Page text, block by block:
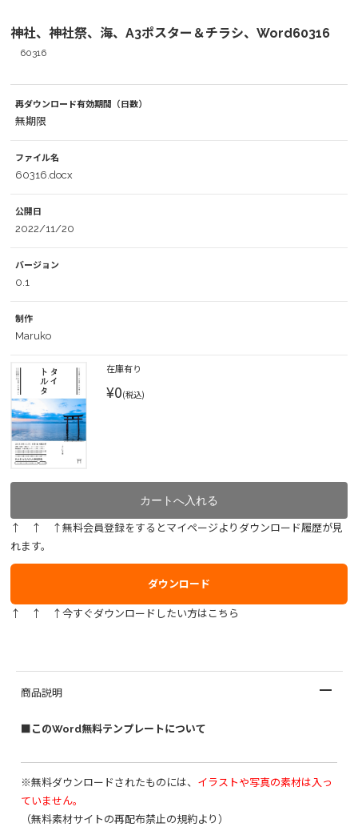
神社、神社祭、海、A3ポスター＆チラシ、Word60316
60316
再ダウンロード有効期間（日数）
無期限
ファイル名
60316.docx
公開日
2022/11/20
バージョン
0.1
制作
Maruko
在庫有り
¥0(税込)
↑ ↑ ↑無料会員登録をするとマイページよりダウンロード履歴が見
れます。
ダウンロード
↑ ↑ ↑今すぐダウンロードしたい方はこちら
商品説明
■このWord無料テンプレートについて
※無料ダウンロードされたものには、 イラストや写真の素材は入っ
ていません。
（無料素材サイトの再配布禁止の規約より）